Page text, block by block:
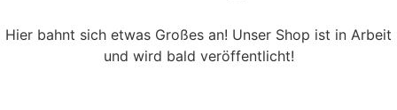
Hier bahnt sich etwas Großes an! Unser Shop ist in Arbeit
und wird bald veröffentlicht!